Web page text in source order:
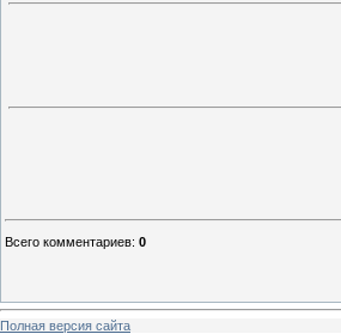
Всего комментариев: 0
Полная версия сайта